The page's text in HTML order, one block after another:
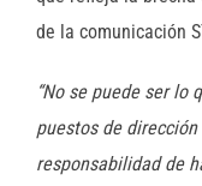
de la comunicación
“No se puede ser lo
puestos de
responsabilidad de